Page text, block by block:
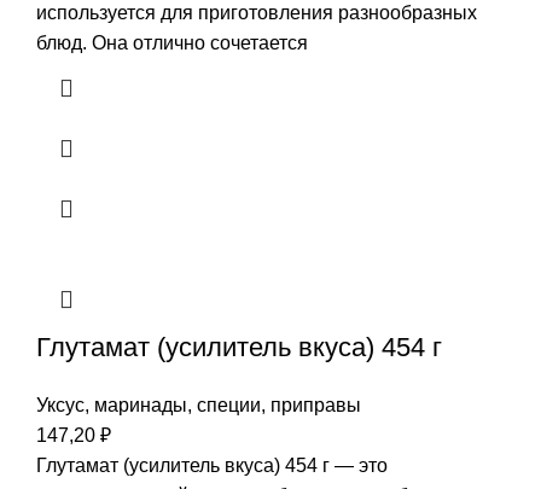
используется для приготовления разнообразных
блюд. Она отлично сочетается
Глутамат (усилитель вкуса) 454 г
Уксус, маринады, специи, приправы
147,20 ₽
Глутамат (усилитель вкуса) 454 г — это